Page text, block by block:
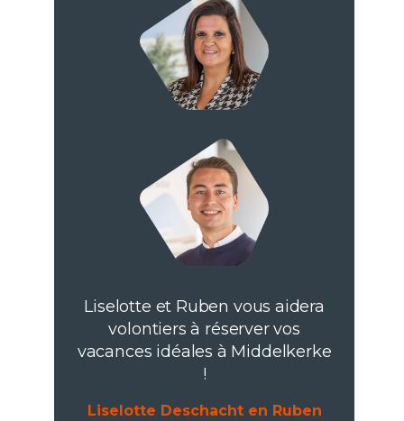
Liselotte et Ruben vous aidera
volontiers à réserver vos
vacances idéales à Middelkerke
!
Liselotte Deschacht en Ruben